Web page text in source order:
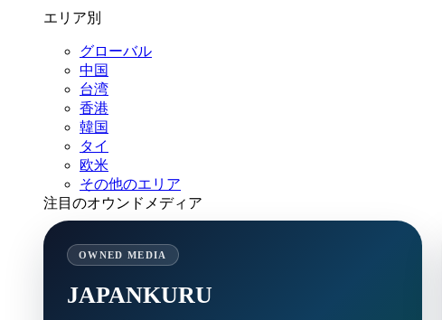
エリア別
グローバル
中国
台湾
香港
韓国
タイ
欧米
その他のエリア
注目のオウンドメディア
OWNED MEDIA
JAPANKURU